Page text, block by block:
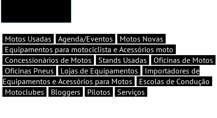
Motos Usadas Agenda/Eventos
Motos Novas
Equipamentos para motociclista e Acessórios moto
Concessionários de Motos
Stands Usadas
Oficinas de Motos
Oficinas Pneus
Lojas de Equipamentos
Importadores de
Equipamentos e Acessórios para Motos
Escolas de Condução
Motoclubes
Bloggers Pilotos Serviços